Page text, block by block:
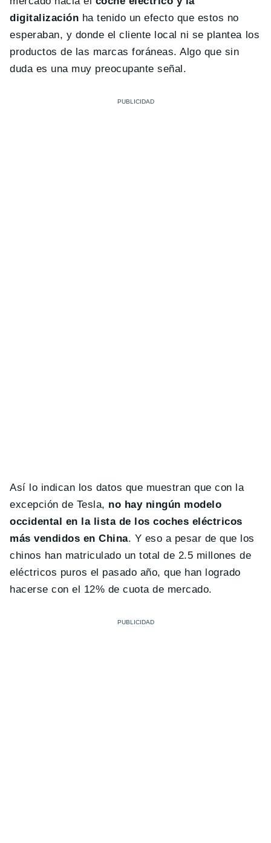
digitalización ha tenido un efecto que estos no
esperaban, y donde el cliente local ni se plantea los
productos de las marcas foráneas. Algo que sin
duda es una muy preocupante señal.
Así lo indican los datos que muestran que con la
excepción de Tesla, no hay ningún modelo
occidental en la lista de los coches eléctricos
más vendidos en China. Y eso a pesar de que los
chinos han matriculado un total de 2.5 millones de
eléctricos puros el pasado año, que han logrado
hacerse con el 12% de cuota de mercado.